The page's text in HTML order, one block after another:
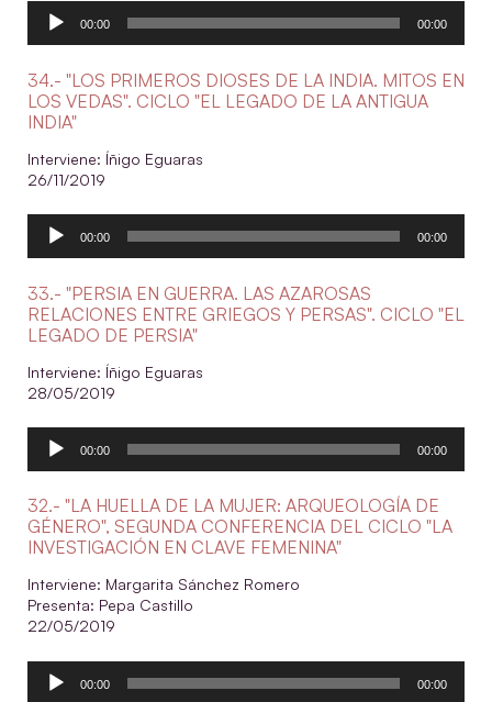
Reproductor
00:00 00:00
34.- "LOS PRIMEROS DIOSES DE LA INDIA. MITOS EN
LOS VEDAS". CICLO "EL LEGADO DE LA ANTIGUA
INDIA"
Interviene: Íñigo Eguaras
26/11/2019
Reproductor
00:00 00:00
33.- "PERSIA EN GUERRA. LAS AZAROSAS
RELACIONES ENTRE GRIEGOS Y PERSAS". CICLO "EL
LEGADO DE PERSIA"
Interviene: Íñigo Eguaras
28/05/2019
Reproductor
00:00 00:00
32.- "LA HUELLA DE LA MUJER: ARQUEOLOGÍA DE
GÉNERO", SEGUNDA CONFERENCIA DEL CICLO "LA
INVESTIGACIÓN EN CLAVE FEMENINA"
Interviene: Margarita Sánchez Romero
Presenta: Pepa Castillo
22/05/2019
Reproductor
00:00 00:00